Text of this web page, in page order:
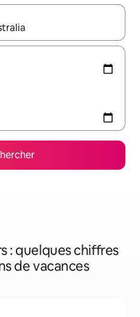
utilisez les flèches vers le
: quelques chiffres
de vacances